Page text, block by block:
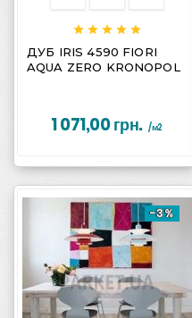
    
ДУБ IRIS 4590 FIORI
AQUA ZERO KRONOPOL
1 071,00 грн. /м2
-3%